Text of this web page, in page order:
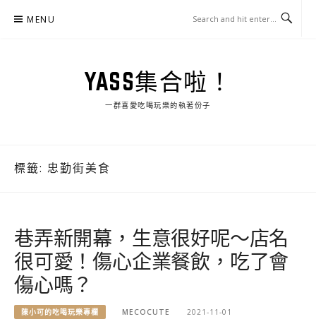
MENU
YASS集合啦！
一群喜愛吃喝玩樂的執著份子
標籤: 忠勤街美食
巷弄新開幕，生意很好呢～店名
很可愛！傷心企業餐飲，吃了會
傷心嗎？
陳小可的吃喝玩樂專欄 MECOCUTE 2021-11-01